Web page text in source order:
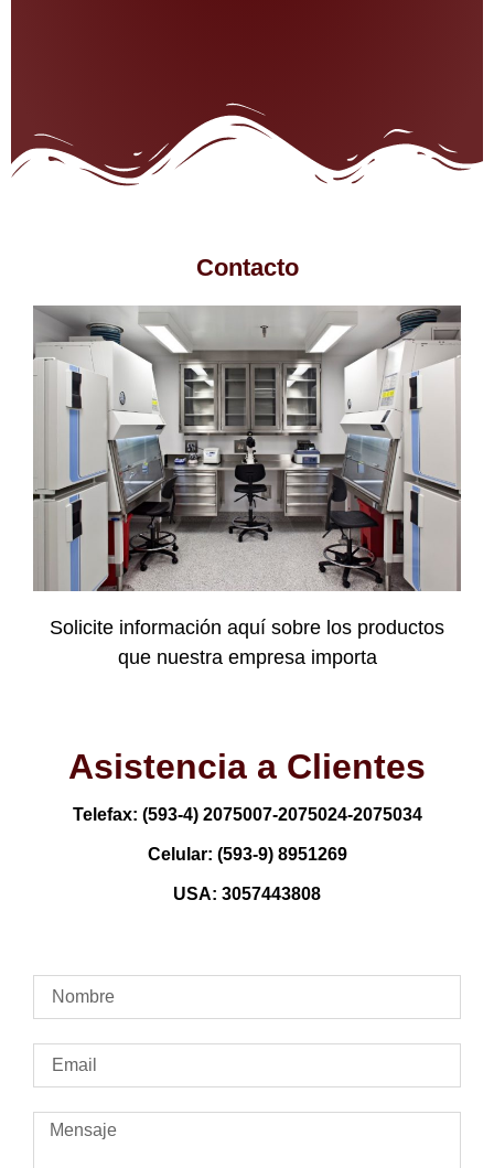
Contacto
Solicite información aquí sobre los productos
que nuestra empresa importa
Asistencia a Clientes
Telefax: (593-4) 2075007-2075024-2075034
Celular: (593-9) 8951269
USA: 3057443808